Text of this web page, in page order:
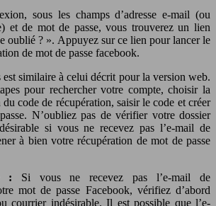
sous les champs d’adresse e-mail (ou
et de mot de passe, vous trouverez un lien
oublié ? ». Appuyez sur ce lien pour lancer le
de mot de passe facebook.
est similaire à celui décrit pour la version web.
pour rechercher votre compte, choisir la
code de récupération, saisir le code et créer
N’oubliez pas de vérifier votre dossier
si vous ne recevez pas l’e-mail de
à bien votre récupération de mot de passe
: Si vous ne recevez pas l’e-mail de
mot de passe Facebook, vérifiez d’abord
courrier indésirable. Il est possible que l’e-